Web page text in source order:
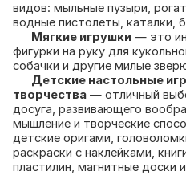
видов: мыльные пузыри,
водные пистолеты, каталки,
Мягкие игрушки — это
фигурки на руку для
собачки и другие милые
Детские настольные
творчества — отличный
досуга, развивающего
мышление и творческие
детские оригами,
раскраски с наклейками,
пластилин, магнитные доски